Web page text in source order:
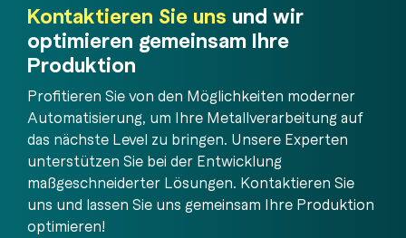
Kontaktieren Sie uns und wir
optimieren gemeinsam Ihre
Produktion
Profitieren Sie von den Möglichkeiten moderner
Automatisierung, um Ihre Metallverarbeitung auf
das nächste Level zu bringen. Unsere Experten
unterstützen Sie bei der Entwicklung
maßgeschneiderter Lösungen. Kontaktieren Sie
uns und lassen Sie uns gemeinsam Ihre Produktion
optimieren!